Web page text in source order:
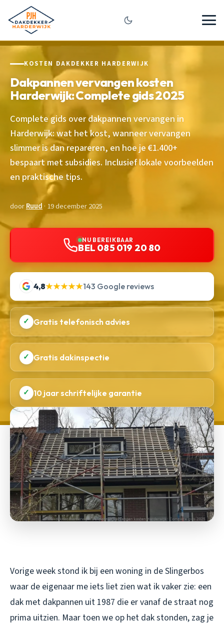
KOSTEN DAKDEKKER HARDERWIJK
Dakpannen vervangen kosten
Harderwijk: Complete gids 2025
Complete gids over dakpannen vervangen in
Harderwijk: wat het kost, wanneer vervangen
slimmer is dan repareren, en hoe je €1.400+
bespaart met subsidies. Inclusief lokale voorbeelden
en praktische tips.
doorRuud · 19 december 2025
NU BEREIKBAAR
BEL 085 019 20 80
4,8★★★★★143 Google reviews
✓ Gratis telefonisch advies
✓ Gratis dakinspectie
✓ 10 jaar schriftelijke garantie
Vorige week stond ik bij een woning in de Slingerbos
waar de eigenaar me iets liet zien wat ik vaker zie: een
dak met dakpannen uit 1987 die er vanaf de straat nog
prima uitzien. Maar toen we op het dak stonden, zag je